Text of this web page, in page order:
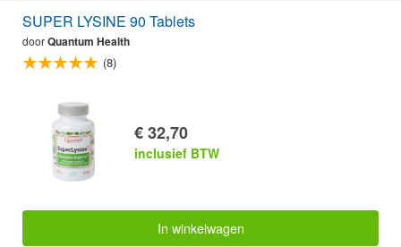
SUPER LYSINE 90 Tablets
doorQuantum Health
(8)
€ 32,70
inclusief BTW
In winkelwagen